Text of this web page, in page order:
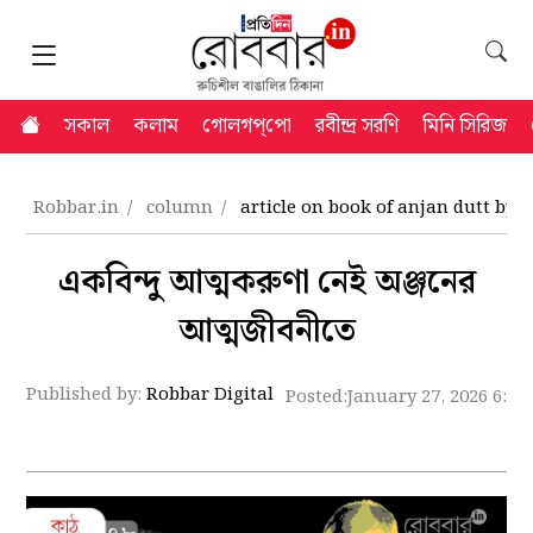
সকাল কলাম গোলগপ্‌পো রবীন্দ্র সরণি মিনি সিরিজ
Robbar.in column article on book of anjan dutt by
একবিন্দু আত্মকরুণা নেই অঞ্জনের
আত্মজীবনীতে
Published by:Robbar Digital Posted:January 27, 2026